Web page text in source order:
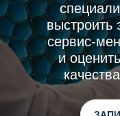
выстроить
сервис-
и